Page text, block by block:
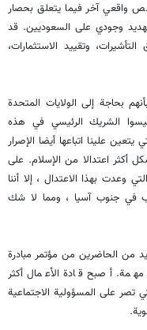
آخر فيما يتعلق بحصار
وجودي على السعوديين. قد
وتقييد الاستثمارات،
بحاجة إلى الولايات المتحدة
الشريك الرئيسي في هذه
علينا اتباعها أيضا الإصرار
أكثر اعتدالا من الإسلام. على
وعدت بهذا الاعتدال ، إلا أننا
في جنوب آسيا ، ومما لا شك
من الحاضرين من مؤتمر مبادرة
أصبح قادة الأعمال أكثر
تصر على المسؤولية الاجتماعية